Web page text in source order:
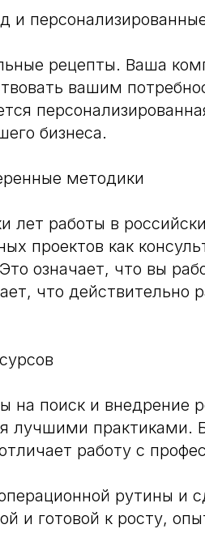
и
рецепты. Ваша
вашим
бизнеса.
методики
лет работы в
проектов как
означает, что вы
что действительно
на поиск и
лучшими
работу с
рутины и
и готовой к росту,